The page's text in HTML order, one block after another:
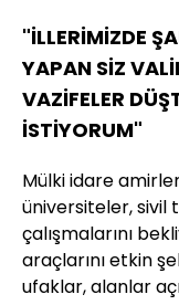
"İLLERİMİZDE
YAPAN SİZ
VAZİFELER
İSTİYORUM"
Mülki idare
üniversiteler, sivil
çalışmalarını
araçlarını etkin
ufaklar, alanlar